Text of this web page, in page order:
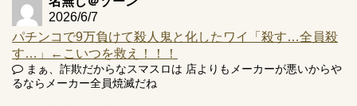
Powered by livedoor 相互RSS
2026/6/7
パチンコで9万負けて殺人鬼と化したワイ「殺す…全員殺
す…」←こいつを救え！！！
まぁ、詐欺だからなスマスロは 店よりもメーカーが悪いからや
るならメーカー全員焼滅だね